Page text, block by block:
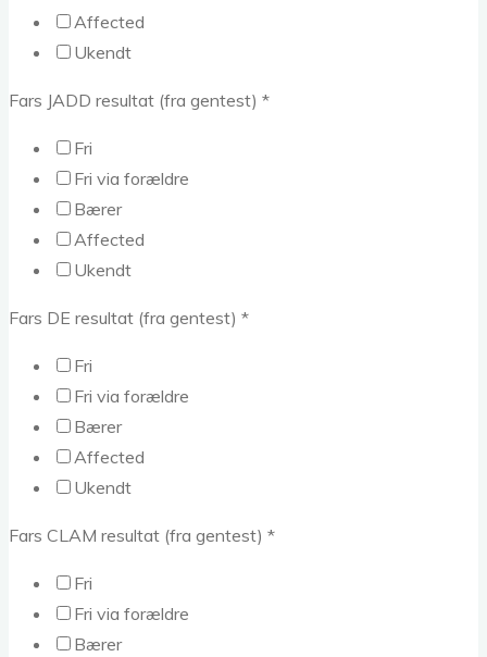
Affected
Ukendt
Fars JADD resultat (fra gentest) *
Fri
Fri via forældre
Bærer
Affected
Ukendt
Fars DE resultat (fra gentest) *
Fri
Fri via forældre
Bærer
Affected
Ukendt
Fars CLAM resultat (fra gentest) *
Fri
Fri via forældre
Bærer